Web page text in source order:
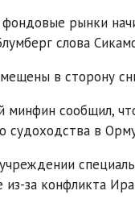
фондовые рынки
слова
в сторону
минфин сообщил,
судоходства в
за конфликта